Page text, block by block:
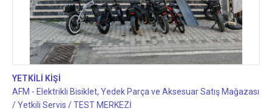
YETKİLİ KİŞİ
AFM - Elektrikli Bisiklet, Yedek Parça ve Aksesuar Satış Mağazası
/ Yetkili Servis / TEST MERKEZİ